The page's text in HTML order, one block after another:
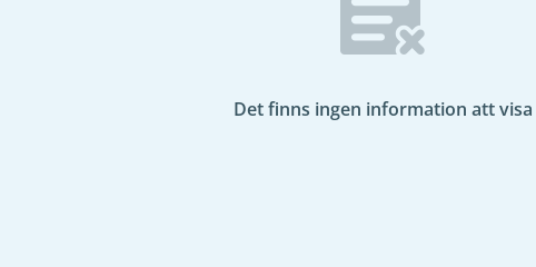
Det finns ingen information att visa